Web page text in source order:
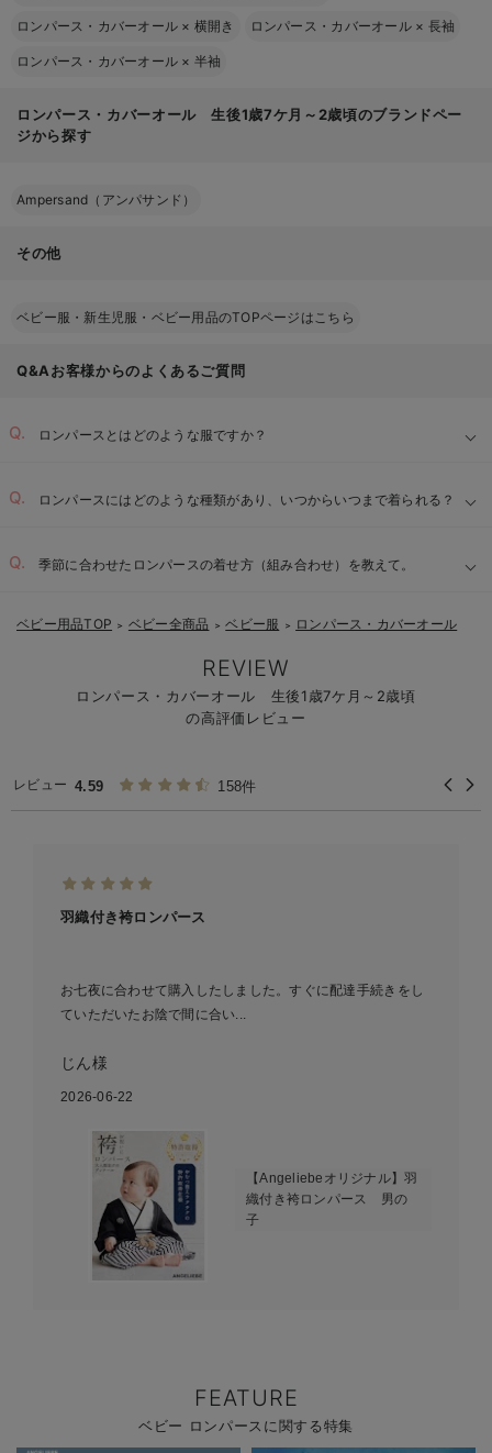
ロンパース・カバーオール × 横開き ロンパース・カバーオール × 長袖
ロンパース・カバーオール × 半袖
ロンパース・カバーオール 生後1歳7ケ月～2歳頃のブランドペー
ジから探す
Ampersand（アンパサンド）
その他
ベビー服・新生児服・ベビー用品のTOPページはこちら
Q&Aお客様からのよくあるご質問
ロンパースとはどのような服ですか？
ロンパースにはどのような種類があり、いつからいつまで着られる？
季節に合わせたロンパースの着せ方（組み合わせ）を教えて。
ベビー用品TOP ＞ ベビー全商品 ＞ ベビー服 ＞ ロンパース・カバーオール
REVIEW
ロンパース・カバーオール 生後1歳7ケ月～2歳頃
の高評価レビュー
レビュー 4.59 158件
羽織付き袴ロンパース
お七夜に合わせて購入したしました。すぐに配達手続きをし
ていただいたお陰で間に合い...
じん様
2026-06-22
【Angeliebeオリジナル】羽
織付き袴ロンパース 男の
子
FEATURE
ベビー ロンパースに関する特集